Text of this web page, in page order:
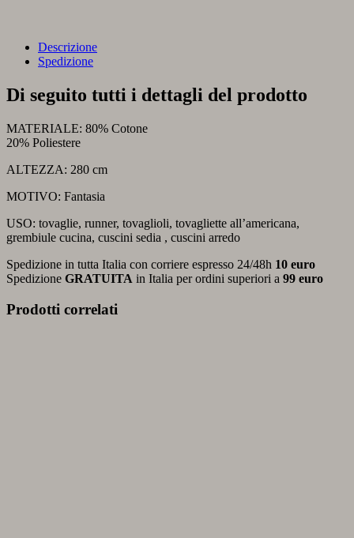
Descrizione
Spedizione
Di seguito tutti i dettagli del prodotto
MATERIALE: 80% Cotone
20% Poliestere
ALTEZZA: 280 cm
MOTIVO: Fantasia
USO: tovaglie, runner, tovaglioli, tovagliette all’americana,
grembiule cucina, cuscini sedia , cuscini arredo
Spedizione in tutta Italia con corriere espresso 24/48h 10 euro
Spedizione GRATUITA in Italia per ordini superiori a 99 euro
Prodotti correlati